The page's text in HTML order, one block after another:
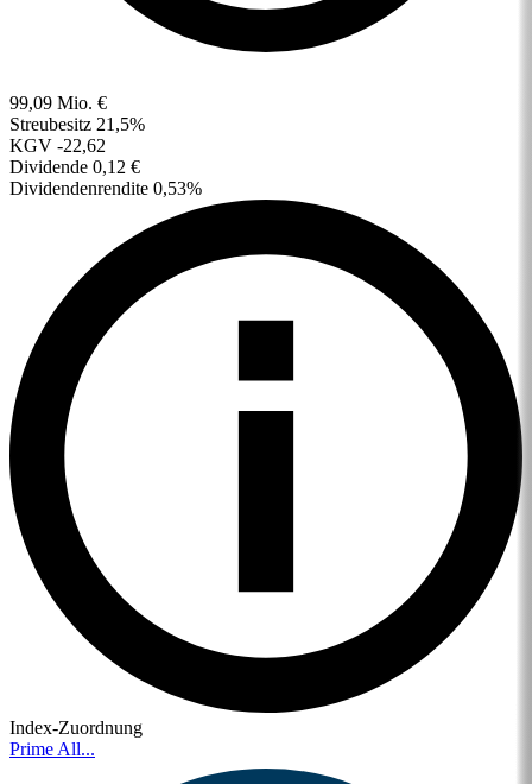
99,09 Mio. €
Streubesitz 21,5%
KGV -22,62
Dividende 0,12 €
Dividendenrendite 0,53%
Index-Zuordnung
Prime All...